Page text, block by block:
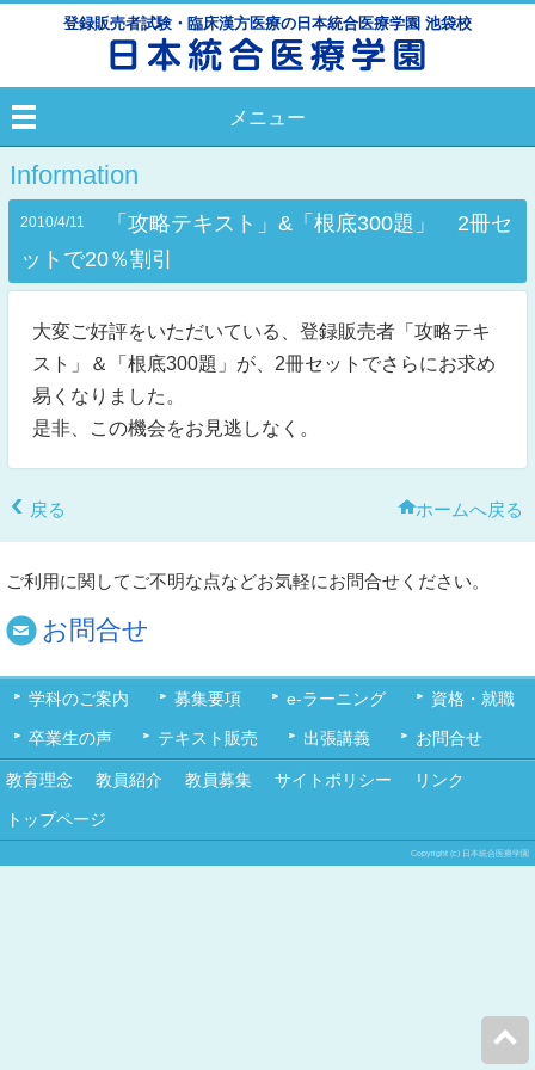
登録販売者試験・臨床漢方医療の日本統合医療学園 池袋校
メニュー
Information
2010/4/11
「攻略テキスト」&「根底300題」 2冊セ
ットで20％割引
大変ご好評をいただいている、登録販売者「攻略テキ
スト」＆「根底300題」が、2冊セットでさらにお求め
易くなりました。
是非、この機会をお見逃しなく。
戻る ホームへ戻る
ご利用に関してご不明な点などお気軽にお問合せください。
お問合せ
学科のご案内 募集要項 e-ラーニング 資格・就職
卒業生の声 テキスト販売 出張講義 お問合せ
教育理念 教員紹介 教員募集 サイトポリシー リンク
トップページ
Copyright (c) 日本統合医療学園